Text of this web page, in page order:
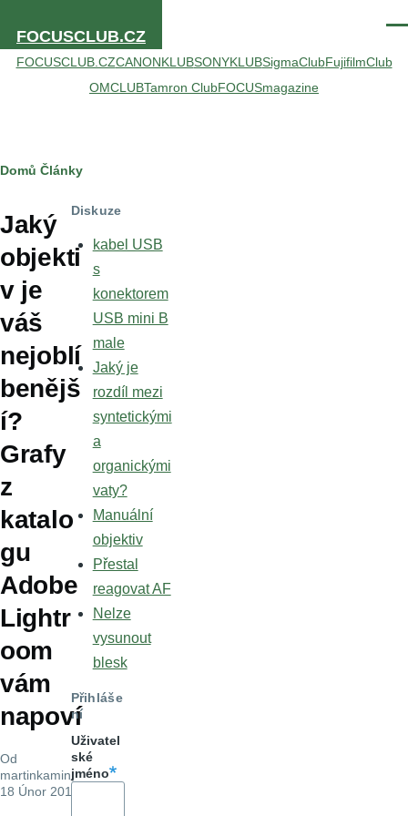
FOCUSCLUB.CZ
FOCUSCLUB.CZCANONKLUBSONYKLUBSigmaClubFujifilmClub
OMCLUBTamron ClubFOCUSmagazine
Drobečková
navigace
Domů Články
Jaký
objekti
v je
váš
nejoblí
benějš
í?
Grafy
z
katalo
gu
Adobe
Lightr
oom
vám
napoví
Od
martinkamin,
18 Únor 2018
Diskuze
kabel USB
s
konektorem
USB mini B
male
Jaký je
rozdíl mezi
syntetickými
a
organickými
vaty?
Manuální
objektiv
Přestal
reagovat AF
Nelze
vysunout
blesk
Přihláše
ní
Uživatel
ské
jméno